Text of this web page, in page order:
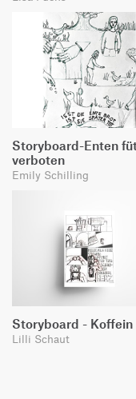
Storyboard-Enten
verboten
Emily Schilling
Storyboard - Koffein
Lilli Schaut